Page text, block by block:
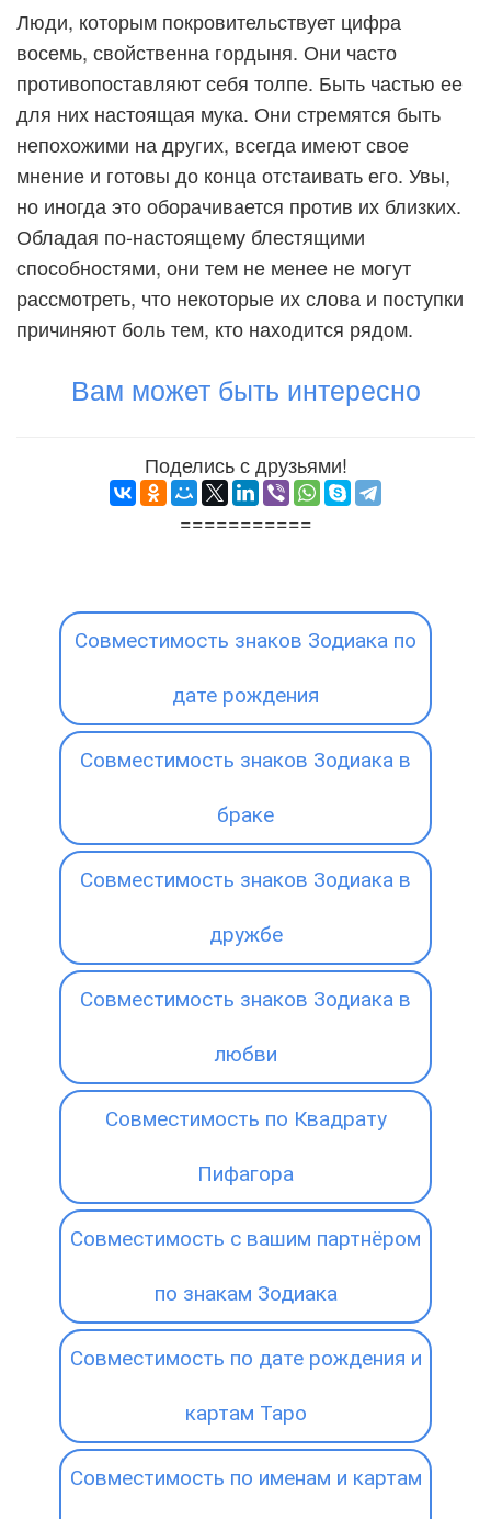
Люди, которым покровительствует цифра
восемь, свойственна гордыня. Они часто
противопоставляют себя толпе. Быть частью ее
для них настоящая мука. Они стремятся быть
непохожими на других, всегда имеют свое
мнение и готовы до конца отстаивать его. Увы,
но иногда это оборачивается против их близких.
Обладая по-настоящему блестящими
способностями, они тем не менее не могут
рассмотреть, что некоторые их слова и поступки
причиняют боль тем, кто находится рядом.
Вам может быть интересно
Поделись с друзьями!
===========
Совместимость знаков Зодиака по
дате рождения
Совместимость знаков Зодиака в
браке
Совместимость знаков Зодиака в
дружбе
Совместимость знаков Зодиака в
любви
Совместимость по Квадрату
Пифагора
Совместимость с вашим партнёром
по знакам Зодиака
Совместимость по дате рождения и
картам Таро
Совместимость по именам и картам